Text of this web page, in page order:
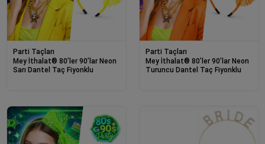
Parti Taçları
Mey İthalat® 80’ler 90’lar Neon
Sarı Dantel Taç Fiyonklu
Parti Taçları
Mey İthalat® 80’ler 90’lar Neon
Turuncu Dantel Taç Fiyonklu